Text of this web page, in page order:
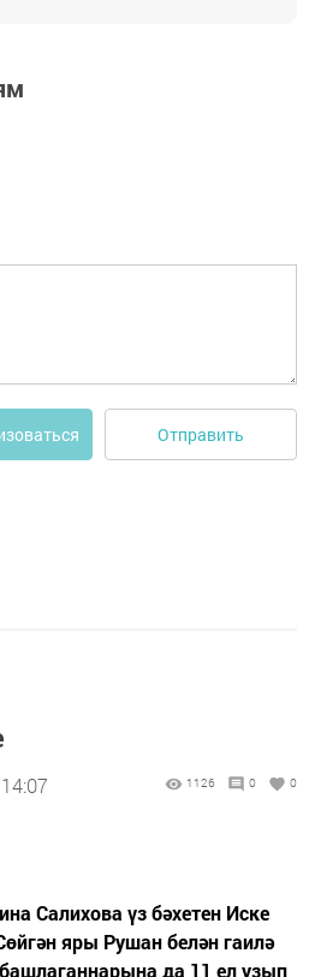
Отправить
1126 0 0
Салихова үз бәхетен Иске
яры Рушан белән гаилә
да 11 ел узып